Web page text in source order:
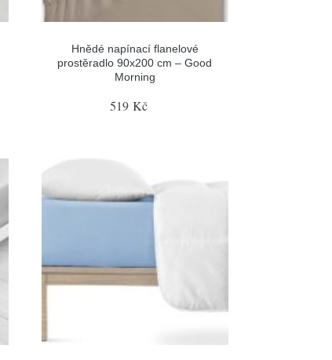
Hnědé napínací flanelové
prostěradlo 90x200 cm – Good
Morning
519 Kč